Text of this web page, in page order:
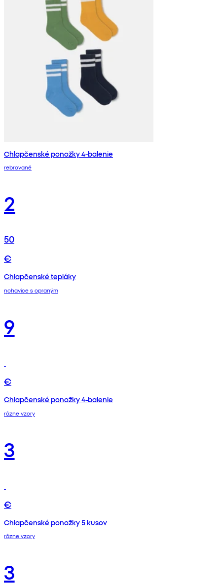
Chlapčenské ponožky 4-balenie
rebrované
2
50
€
Chlapčenské tepláky
nohavice s opraným
9
€
Chlapčenské ponožky 4-balenie
rôzne vzory
3
€
Chlapčenské ponožky 5 kusov
rôzne vzory
3